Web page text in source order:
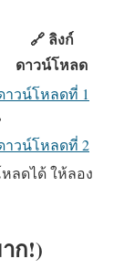
🔗 ลิงก์
ดาวน์โหลด
าวน์โหลดที่ 1
าวน์โหลดที่ 2
ลดได้ ให้ลอง
ก!)